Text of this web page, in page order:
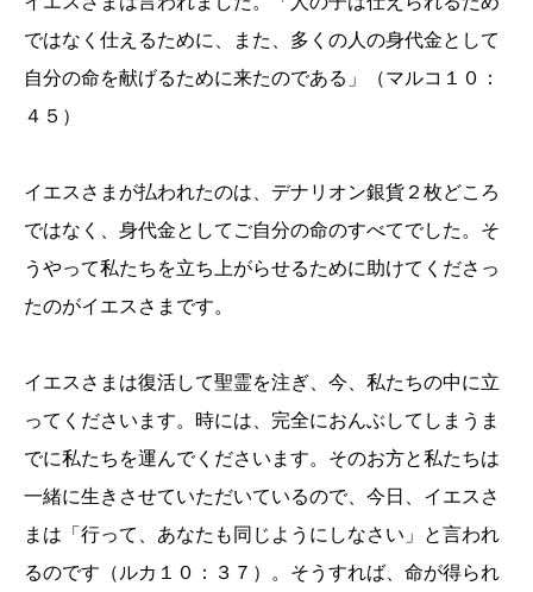
ではなく仕えるために、また、多くの人の身代金として
自分の命を献げるために来たのである」（マルコ１０：
４５）
イエスさまが払われたのは、デナリオン銀貨２枚どころ
ではなく、身代金としてご自分の命のすべてでした。そ
うやって私たちを立ち上がらせるために助けてくださっ
たのがイエスさまです。
イエスさまは復活して聖霊を注ぎ、今、私たちの中に立
ってくださいます。時には、完全におんぶしてしまうま
でに私たちを運んでくださいます。そのお方と私たちは
一緒に生きさせていただいているので、今日、イエスさ
まは「行って、あなたも同じようにしなさい」と言われ
るのです（ルカ１０：３７）。そうすれば、命が得られ